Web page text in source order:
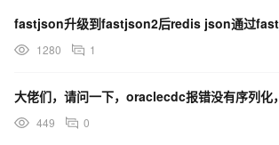
fastjson升级到fastjson2后redis json通过
1280 1
449 0